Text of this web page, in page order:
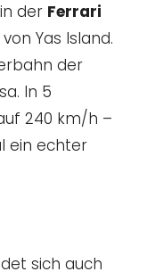
der Ferrari
Yas Island.
der
In 5
240 km/h –
ein echter
sich auch